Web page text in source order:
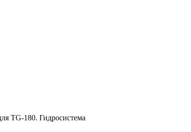
TG-180. Гидросистема